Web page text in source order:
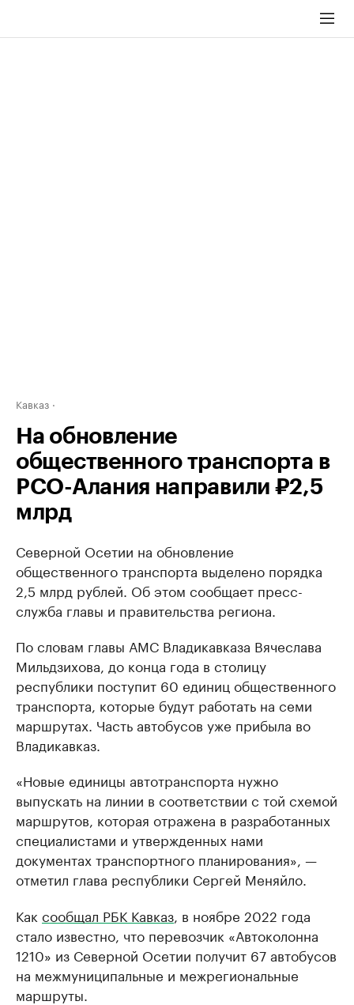
Кавказ
На обновление
общественного транспорта в
РСО-Алания направили ₽2,5
млрд
Северной Осетии на обновление
общественного транспорта выделено порядка
2,5 млрд рублей. Об этом сообщает пресс-
служба главы и правительства региона.
По словам главы АМС Владикавказа Вячеслава
Мильдзихова, до конца года в столицу
республики поступит 60 единиц общественного
транспорта, которые будут работать на семи
маршрутах. Часть автобусов уже прибыла во
Владикавказ.
«Новые единицы автотранспорта нужно
выпускать на линии в соответствии с той схемой
маршрутов, которая отражена в разработанных
специалистами и утвержденных нами
документах транспортного планирования», —
отметил глава республики Сергей Меняйло.
Как сообщал РБК Кавказ , в ноябре 2022 года
стало известно, что перевозчик «Автоколонна
1210» из Северной Осетии получит 67 автобусов
на межмуниципальные и межрегиональные
маршруты.